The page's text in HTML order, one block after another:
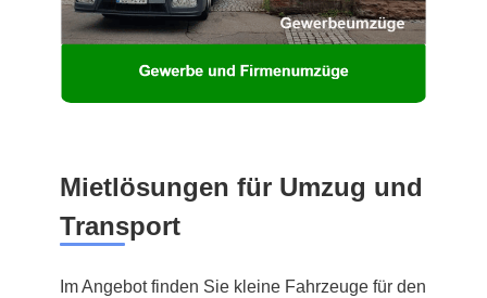
Mietlösungen für Umzug und
Transport
Im Angebot finden Sie kleine Fahrzeuge für den